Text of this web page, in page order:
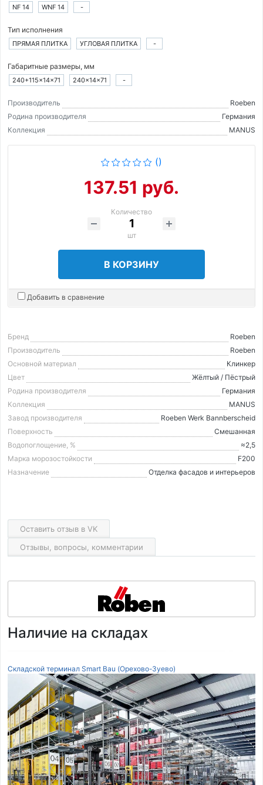
NF 14 WNF 14 -
Тип исполнения
ПРЯМАЯ ПЛИТКА УГЛОВАЯ ПЛИТКА -
Габаритные размеры, мм
240+115×14×71 240×14×71 -
Производитель
Roeben
Родина производителя
Германия
Коллекция
MANUS
()
137.51 руб.
Количество
шт
В КОРЗИНУ
Добавить в сравнение
Бренд
Roeben
Производитель
Roeben
Основной материал
Клинкер
Цвет
Жёлтый / Пёстрый
Родина производителя
Германия
Коллекция
MANUS
Завод производителя
Roeben Werk Bannberscheid
Поверхность
Смешанная
Водопоглощение, %
≈2,5
Марка морозостойкости
F200
Назначение
Отделка фасадов и интерьеров
Оставить отзыв в VK
Отзывы, вопросы, комментарии
Наличие на складах
Складской терминал Smart Bau (Орехово-Зуево)